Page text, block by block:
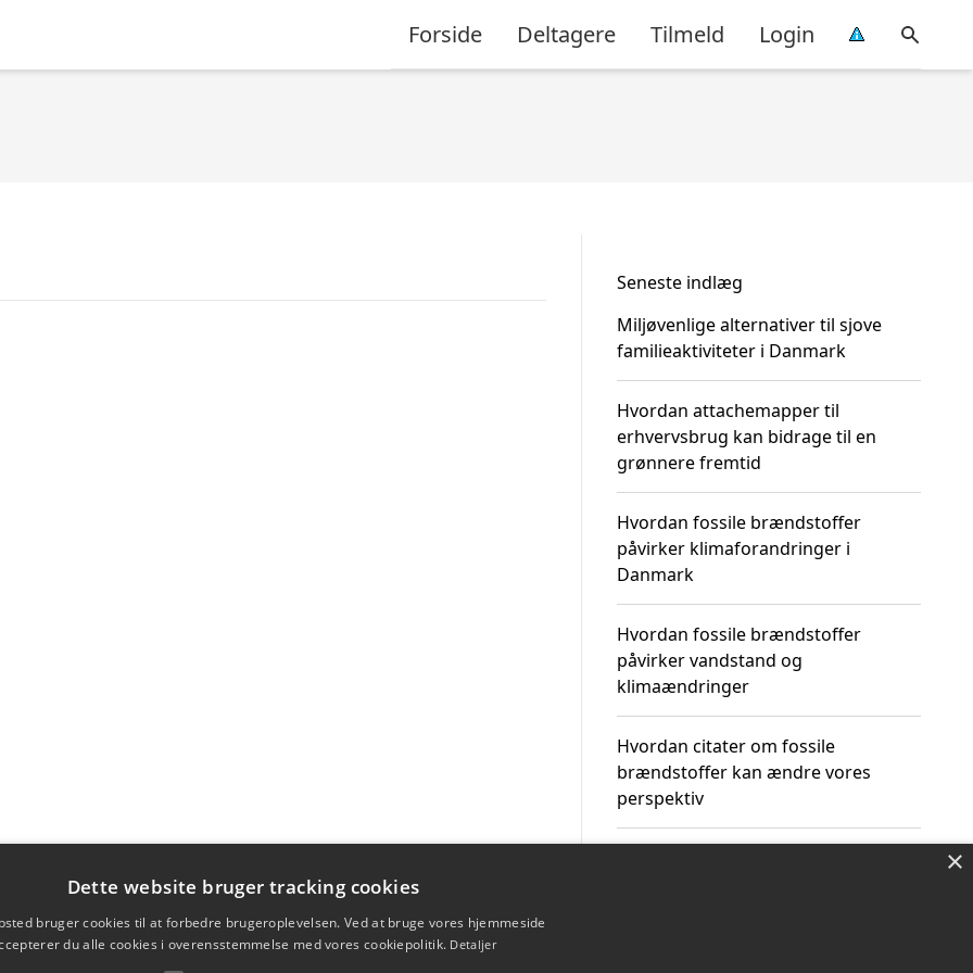
Forside Deltagere Tilmeld Login
Seneste indlæg
Miljøvenlige alternativer til sjove
familieaktiviteter i Danmark
Hvordan attachemapper til
erhvervsbrug kan bidrage til en
grønnere fremtid
Hvordan fossile brændstoffer
påvirker klimaforandringer i
Danmark
Hvordan fossile brændstoffer
påvirker vandstand og
klimaændringer
Hvordan citater om fossile
brændstoffer kan ændre vores
perspektiv
×
Dette website bruger tracking cookies
bruger cookies til at forbedre brugeroplevelsen. Ved at bruge vores hjemmeside
du alle cookies i overensstemmelse med vores cookiepolitik. Detaljer